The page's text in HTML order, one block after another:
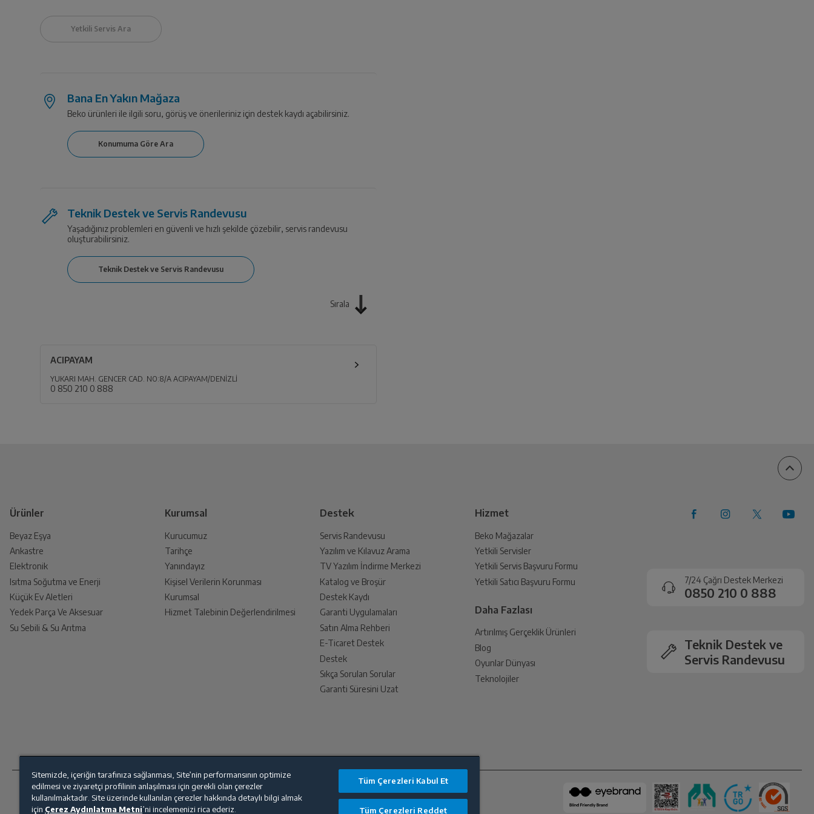
Bana En Yakın Mağaza
Beko ürünleri ile ilgili soru, görüş ve önerileriniz için destek kaydı açabilirsiniz.
Teknik Destek ve Servis Randevusu
Yaşadığınız problemleri en güvenli ve hızlı şekilde çözebilir, servis randevusu
oluşturabilirsiniz.
Sırala
ACIPAYAM
YUKARI MAH. GENCER CAD. NO:8/A ACIPAYAM/DENİZLİ
0 850 210 0 888
Ürünler
Beyaz Eşya
Ankastre
Elektronik
Isıtma Soğutma ve Enerji
Küçük Ev Aletleri
Yedek Parça Ve Aksesuar
Su Sebili & Su Arıtma
Kurumsal
Kurucumuz
Tarihçe
Yanındayız
Kişisel Verilerin Korunması
Kurumsal
Hizmet Talebinin Değerlendirilmesi
Destek
Servis Randevusu
Yazılım ve Kılavuz Arama
TV Yazılım İndirme Merkezi
Katalog ve Broşür
Destek Kaydı
Garanti Uygulamaları
Satın Alma Rehberi
E-Ticaret Destek
Destek
Sıkça Sorulan Sorular
Garanti Süresini Uzat
Hizmet
Beko Mağazalar
Yetkili Servisler
Yetkili Servis Başvuru Formu
Yetkili Satıcı Başvuru Formu
Daha Fazlası
Artırılmış Gerçeklik Ürünleri
Blog
Oyunlar Dünyası
Teknolojiler
7/24 Çağrı Destek Merkezi
0850 210 0 888
Teknik Destek ve
Servis Randevusu
Sitemizde, içeriğin tarafınıza sağlanması, Site’nin performansının optimize
edilmesi ve ziyaretçi profilinin anlaşılması için gerekli olan çerezler
kullanılmaktadır. Site üzerinde kullanılan çerezler hakkında detaylı bilgi almak
için Çerez Aydınlatma Metni’ni incelemenizi rica ederiz.
Tüm Çerezleri Kabul Et
Tüm Çerezleri Reddet